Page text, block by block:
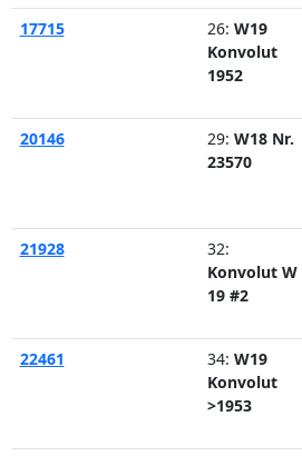
17715 26: W19
Konvolut
1952
20146 29: W18 Nr.
23570
21928
32:
Konvolut W
19 #2
22461 34: W19
Konvolut
>1953